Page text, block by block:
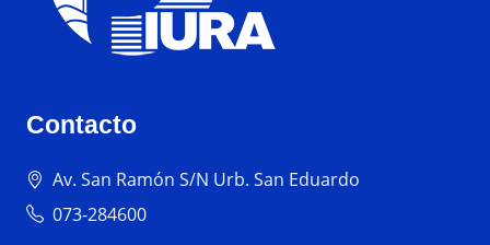
Contacto
Av. San Ramón S/N Urb. San Eduardo
073-284600